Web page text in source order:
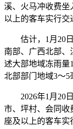
溪、火马冲收费坐
以上的客车实行交
估计，1月20日
南部、广西北部、
述大部地域冻雨量
北部部门地域3～5
2026年1月20日
市、坪村、会同收
座及以上的客车实